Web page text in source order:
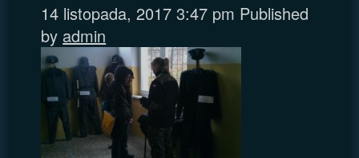
14 listopada, 2017 3:47 pm Published
by admin